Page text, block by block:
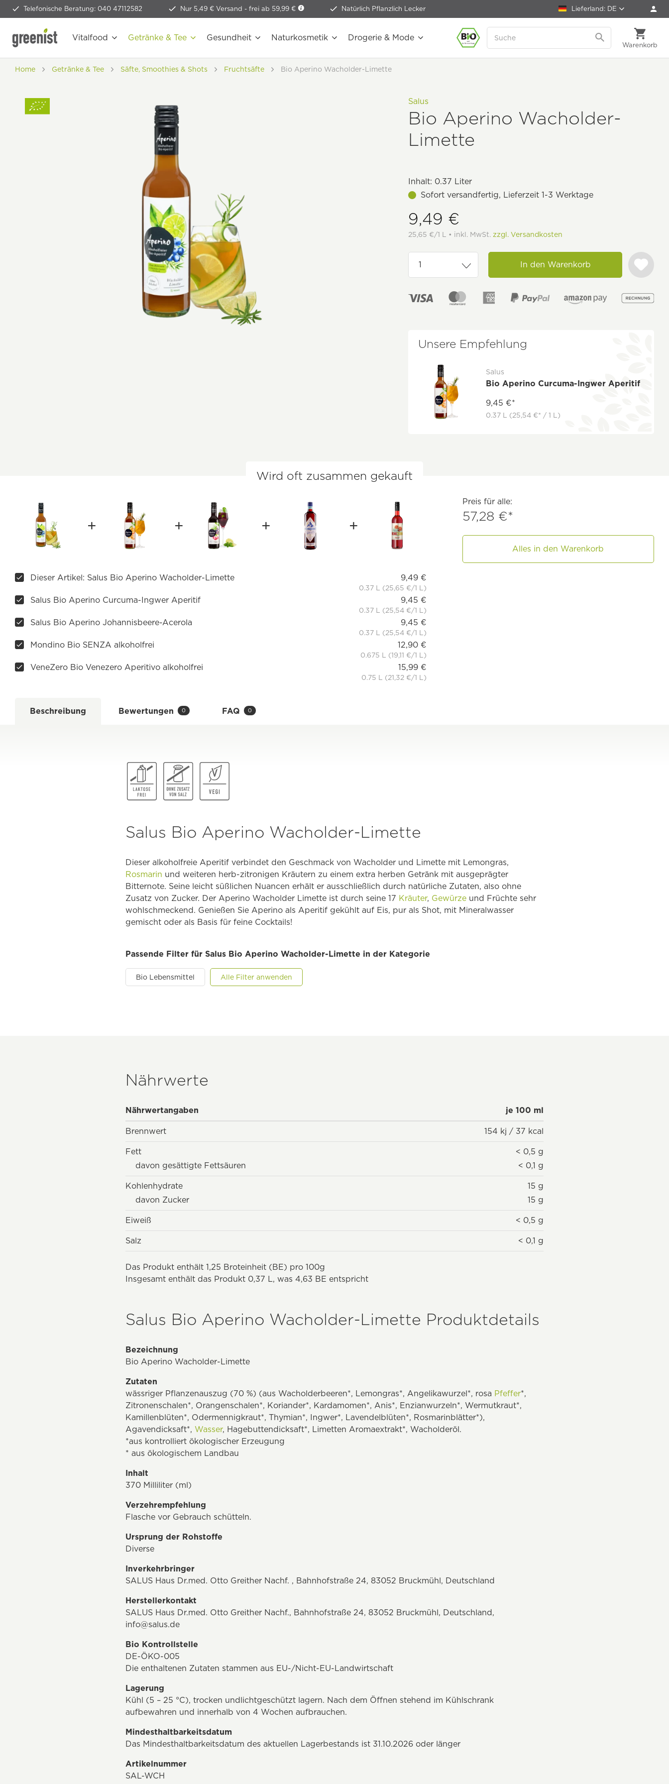
Telefonische Beratung: 040 47112582 Nur 5,49 € Versand - frei ab 59,99 € Natürlich Pflanzlich Lecker Lieferland: DE
Warenkorb
Vitalfood Getränke & Tee Gesundheit Naturkosmetik Drogerie & Mode
Home Getränke & Tee Säfte, Smoothies & Shots Fruchtsäfte Bio Aperino Wacholder-Limette
Salus
Bio Aperino Wacholder-
Limette
Inhalt: 0.37 Liter
Sofort versandfertig, Lieferzeit 1-3 Werktage
9,49 €
25,65 €/1 L • inkl. MwSt. zzgl. Versandkosten
In den Warenkorb
Unsere Empfehlung
Salus
Bio Aperino Curcuma-Ingwer Aperitif
9,45 €*
0.37 L (25,54 €* / 1 L)
Wird oft zusammen gekauft
Preis für alle:
57,28 €*
Alles in den Warenkorb
Dieser Artikel: Salus Bio Aperino Wacholder-Limette 9,49 €
0.37 L (25,65 €/1 L)
Salus Bio Aperino Curcuma-Ingwer Aperitif 9,45 €
0.37 L (25,54 €/1 L)
Salus Bio Aperino Johannisbeere-Acerola 9,45 €
0.37 L (25,54 €/1 L)
Mondino Bio SENZA alkoholfrei 12,90 €
0.675 L (19,11 €/1 L)
VeneZero Bio Venezero Aperitivo alkoholfrei 15,99 €
0.75 L (21,32 €/1 L)
Beschreibung Bewertungen 0 FAQ 0
Salus Bio Aperino Wacholder-Limette
Dieser alkoholfreie Aperitif verbindet den Geschmack von Wacholder und Limette mit Lemongras,
Rosmarin und weiteren herb-zitronigen Kräutern zu einem extra herben Getränk mit ausgeprägter
Bitternote. Seine leicht süßlichen Nuancen erhält er ausschließlich durch natürliche Zutaten, also ohne
Zusatz von Zucker. Der Aperino Wacholder Limette ist durch seine 17 Kräuter, Gewürze und Früchte sehr
wohlschmeckend. Genießen Sie Aperino als Aperitif gekühlt auf Eis, pur als Shot, mit Mineralwasser
gemischt oder als Basis für feine Cocktails!
Passende Filter für Salus Bio Aperino Wacholder-Limette in der Kategorie
Bio Lebensmittel Alle Filter anwenden
Nährwerte
Nährwertangaben je 100 ml
Brennwert 154 kj / 37 kcal
Fett
< 0,5 g
davon gesättigte Fettsäuren
< 0,1 g
Kohlenhydrate
15 g
davon Zucker
15 g
Eiweiß < 0,5 g
Salz < 0,1 g
Das Produkt enthält 1,25 Broteinheit (BE) pro 100g
Insgesamt enthält das Produkt 0,37 L, was 4,63 BE entspricht
Salus Bio Aperino Wacholder-Limette Produktdetails
Bezeichnung
Bio Aperino Wacholder-Limette
Zutaten
wässriger Pflanzenauszug (70 %) (aus Wacholderbeeren*, Lemongras*, Angelikawurzel*, rosa Pfeffer*,
Zitronenschalen*, Orangenschalen*, Koriander*, Kardamomen*, Anis*, Enzianwurzeln*, Wermutkraut*,
Kamillenblüten*, Odermennigkraut*, Thymian*, Ingwer*, Lavendelblüten*, Rosmarinblätter*),
Agavendicksaft*, Wasser, Hagebuttendicksaft*, Limetten Aromaextrakt*, Wacholderöl.
*aus kontrolliert ökologischer Erzeugung
* aus ökologischem Landbau
Inhalt
370 Milliliter (ml)
Verzehrempfehlung
Flasche vor Gebrauch schütteln.
Ursprung der Rohstoffe
Diverse
Inverkehrbringer
SALUS Haus Dr.med. Otto Greither Nachf. , Bahnhofstraße 24, 83052 Bruckmühl, Deutschland
Herstellerkontakt
SALUS Haus Dr.med. Otto Greither Nachf., Bahnhofstraße 24, 83052 Bruckmühl, Deutschland,
info@salus.de
Bio Kontrollstelle
DE-ÖKO-005
Die enthaltenen Zutaten stammen aus EU-/Nicht-EU-Landwirtschaft
Lagerung
Kühl (5 – 25 °C), trocken undlichtgeschützt lagern. Nach dem Öffnen stehend im Kühlschrank
aufbewahren und innerhalb von 4 Wochen aufbrauchen.
Mindesthaltbarkeitsdatum
Das Mindesthaltbarkeitsdatum des aktuellen Lagerbestands ist 31.10.2026 oder länger
Artikelnummer
SAL-WCH